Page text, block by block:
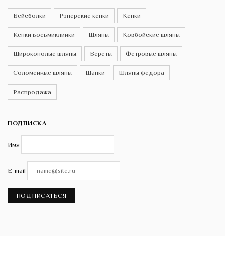
Бейсболки Рэперские кепки Кепки
Кепки восьмиклинки Шляпы Ковбойские шляпы
Широкополые шляпы Береты Фетровые шляпы
Соломенные шляпы Шапки Шляпы федора
Распродажа
ПОДПИСКА
Имя
E-mail
ПОДПИСАТЬСЯ